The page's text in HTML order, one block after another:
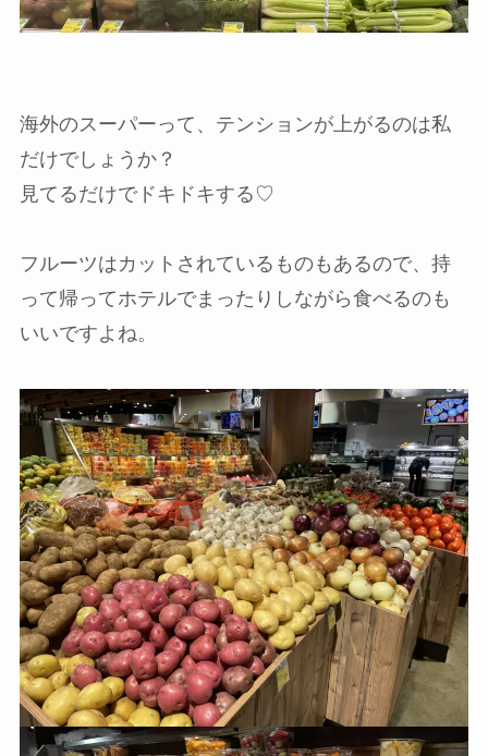
海外のスーパーって、テンションが上がるのは私
だけでしょうか？
見てるだけでドキドキする♡
フルーツはカットされているものもあるので、持
って帰ってホテルでまったりしながら食べるのも
いいですよね。